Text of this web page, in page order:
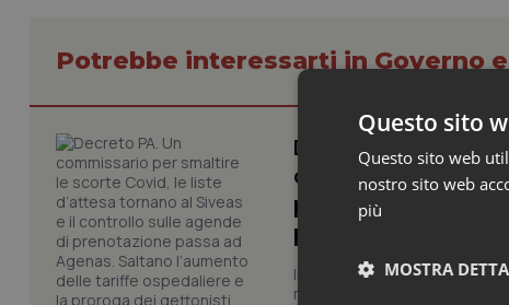
Potrebbe interessarti in Governo
Decreto PA. Un
d’attesa tornano al
passa ad Agenas.
proroga dei
Il Consiglio dei Ministri ha
misure urgenti per la
Questo sito
Questo sito web
nostro sito web
più
MOSTRA